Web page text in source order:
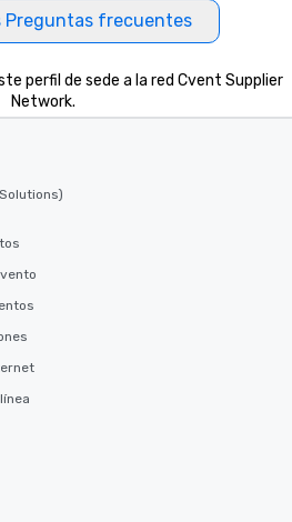
Preguntas frecuentes
perfil de sede a la red Cvent Supplier
Network.